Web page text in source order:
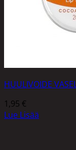
HUULIVOIDE
1,95 €
Lue Lisää